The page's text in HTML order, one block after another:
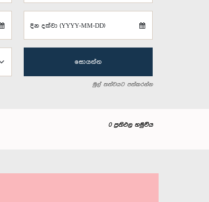
දින දක්වා (YYYY-MM-DD)
සොයන්න
මුල් තත්වයට පත්කරන්න
0 ප්‍රතිඵල හමුවිය